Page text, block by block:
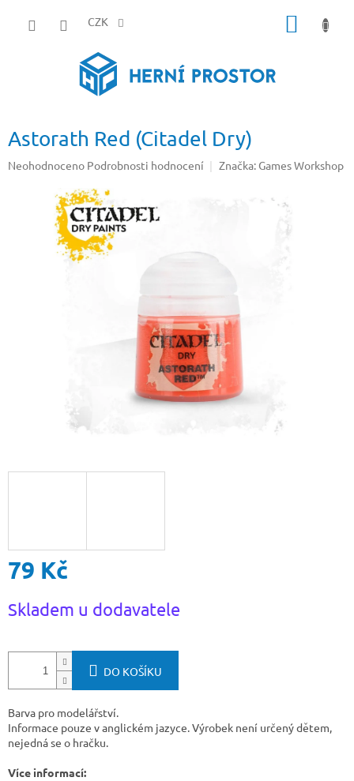
CZK
Astorath Red (Citadel Dry)
Průměrné
Neohodnoceno Podrobnosti hodnocení Značka: Games Workshop
79 Kč
cena:
Skladem u dodavatele
DO KOŠÍKU
Barva pro modelářství.
Informace pouze v anglickém jazyce. Výrobek není určený dětem,
nejedná se o hračku.
Více informací: